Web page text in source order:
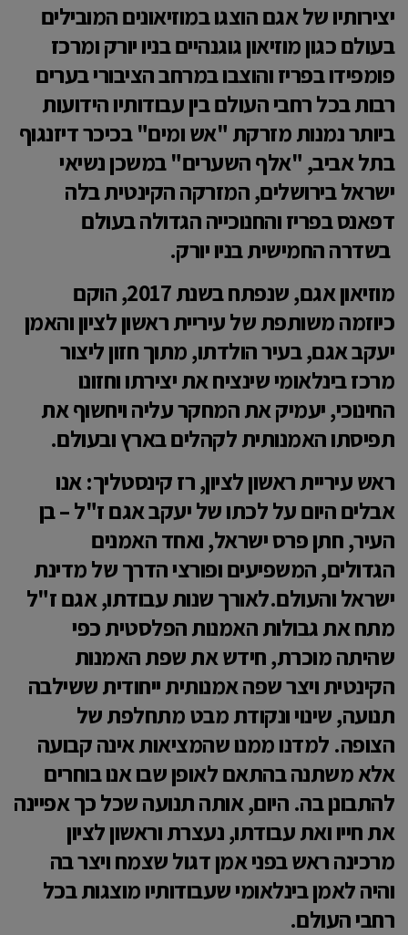
יצירותיו של אגם הוצגו במוזיאונים המובילים
בעולם כגון מוזיאון גוגנהיים בניו יורק ומרכז
פומפידו בפריז והוצבו במרחב הציבורי בערים
רבות בכל רחבי העולם בין עבודותיו הידועות
ביותר נמנות מזרקת "אש ומים" בכיכר דיזנגוף
בתל אביב, "אלף השערים" במשכן נשיאי
ישראל בירושלים, המזרקה הקינטית בלה
דפאנס בפריז והחנוכייה הגדולה בעולם
בשדרה החמישית בניו יורק.
מוזיאון אגם, שנפתח בשנת 2017, הוקם
כיוזמה משותפת של עיריית ראשון לציון והאמן
יעקב אגם, בעיר הולדתו, מתוך חזון ליצור
מרכז בינלאומי שינציח את יצירתו וחזונו
החינוכי, יעמיק את המחקר עליה ויחשוף את
תפיסתו האמנותית לקהלים בארץ ובעולם.
ראש עיריית ראשון לציון, רז קינסטליך: אנו
אבלים היום על לכתו של יעקב אגם ז"ל – בן
העיר, חתן פרס ישראל, ואחד האמנים
הגדולים, המשפיעים ופורצי הדרך של מדינת
ישראל והעולם.לאורך שנות עבודתו, אגם ז"ל
מתח את גבולות האמנות הפלסטית כפי
שהיתה מוכרת, חידש את שפת האמנות
הקינטית ויצר שפה אמנותית ייחודית ששילבה
תנועה, שינוי ונקודת מבט מתחלפת של
הצופה. למדנו ממנו שהמציאות אינה קבועה
אלא משתנה בהתאם לאופן שבו אנו בוחרים
להתבונן בה. היום, אותה תנועה שכל כך אפיינה
את חייו ואת עבודתו, נעצרת וראשון לציון
מרכינה ראש בפני אמן דגול שצמח ויצר בה
והיה לאמן בינלאומי שעבודותיו מוצגות בכל
רחבי העולם.